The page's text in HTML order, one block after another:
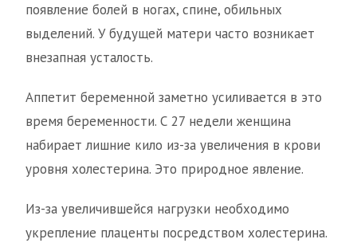
появление болей в ногах, спине, обильных
выделений. У будущей матери часто возникает
внезапная усталость.
Аппетит беременной заметно усиливается в это
время беременности. С 27 недели женщина
набирает лишние кило из-за увеличения в крови
уровня холестерина. Это природное явление.
Из-за увеличившейся нагрузки необходимо
укрепление плаценты посредством холестерина.